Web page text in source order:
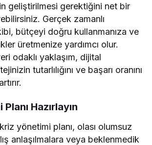
geliştirilmesi gerektiğini net bir
Gerçek zamanlı
bütçeyi doğru kullanmanıza ve
üretmenize yardımcı olur.
odaklı yaklaşım, dijital
tutarlılığını ve başarı oranını
Hazırlayın
yönetimi planı, olası olumsuz
anlaşılmalara veya beklenmedik